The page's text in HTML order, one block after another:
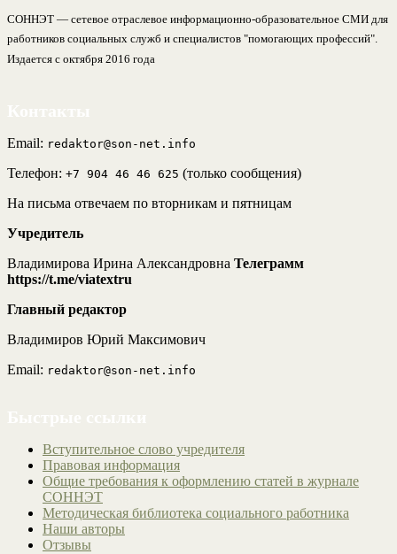
СОННЭТ — сетевое отраслевое информационно-образовательное СМИ для
работников социальных служб и специалистов "помогающих профессий".
Издается с октября 2016 года
Email: redaktor@son-net.info
Телефон: +7 904 46 46 625 (только сообщения)
На письма отвечаем по вторникам и пятницам
Учредитель
Владимирова Ирина Александровна Телеграмм
https://t.me/viatextru
Главный редактор
Владимиров Юрий Максимович
Email: redaktor@son-net.info
Вступительное слово учредителя
Правовая информация
Общие требования к оформлению статей в журнале
СОННЭТ
Методическая библиотека социального работника
Наши авторы
Отзывы